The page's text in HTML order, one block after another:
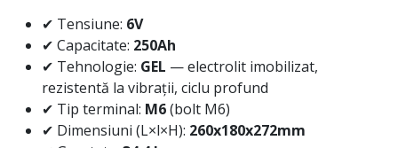
✔ Tensiune: 6V
✔ Capacitate: 250Ah
✔ Tehnologie: GEL — electrolit imobilizat,
rezistentă la vibrații, ciclu profund
✔ Tip terminal: M6(bolt M6)
✔ Dimensiuni (L×l×H): 260x180x272mm